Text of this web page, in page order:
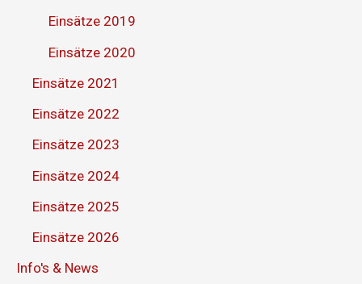
Einsätze 2019
Einsätze 2020
Einsätze 2021
Einsätze 2022
Einsätze 2023
Einsätze 2024
Einsätze 2025
Einsätze 2026
Info's & News